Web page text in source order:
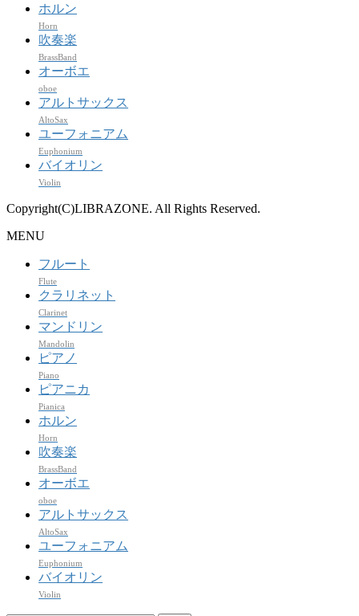
ホルン
Horn
吹奏楽
BrassBand
オーボエ
oboe
アルトサックス
AltoSax
ユーフォニアム
Euphonium
バイオリン
Violin
Copyright(C)LIBRAZONE. All Rights Reserved.
MENU
フルート
Flute
クラリネット
Clarinet
マンドリン
Mandolin
ピアノ
Piano
ピアニカ
Pianica
ホルン
Horn
吹奏楽
BrassBand
オーボエ
oboe
アルトサックス
AltoSax
ユーフォニアム
Euphonium
バイオリン
Violin